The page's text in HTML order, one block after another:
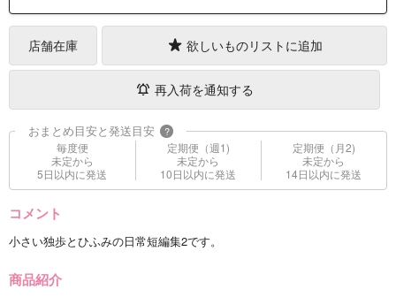
店舗在庫 欲しいものリストに追加
再入荷を通知する
おまとめ目安と発送目安 ?
毎度便
未定から
5日以内に発送
定期便（週1)
未定から
10日以内に発送
定期便（月2)
未定から
14日以内に発送
コメント
小さい独歩とひふみの日常短編集2です。
商品紹介